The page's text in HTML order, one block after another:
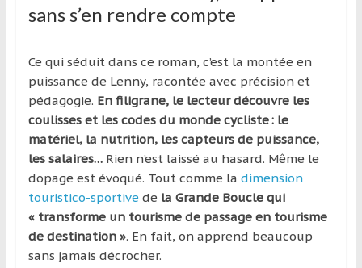
sans s’en rendre compte
Ce qui séduit dans ce roman, c’est la montée en
puissance de Lenny, racontée avec précision et
pédagogie. En filigrane, le lecteur découvre les
coulisses et les codes du monde cycliste : le
matériel, la nutrition, les capteurs de puissance,
les salaires…Rien n’est laissé au hasard. Même le
dopage est évoqué. Tout comme la dimension
touristico-sportivedela Grande Boucle qui
« transforme un tourisme de passage en tourisme
de destination ». En fait, on apprend beaucoup
sans jamais décrocher.